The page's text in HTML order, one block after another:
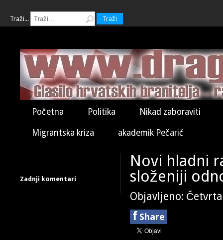
Traži... Traži
Početna Politika Nikad zaboraviti
Migrantska kriza akademik Pečarić
Zadnji komentari
Novi hladni
složeniji
Objavljeno:
f Share